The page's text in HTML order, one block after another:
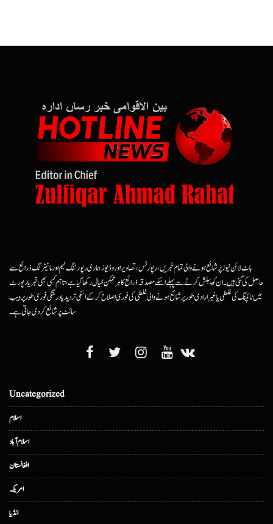
ہاٹ لائن نیوز پر شائع ہونے والی تمام خبریں، رپورٹس، تصاویر اور وڈیوز ہماری رپورٹنگ ٹیم اور مانیٹرنگ ذرائع سے
حاصل کی گئی ہیں۔ ان کو پبلش کرنے سے پہلے اسکے مصدقہ ذرائع کا ہرممکن خیال رکھا گیا ہے، تاہم کسی بھی خبر یا رپورٹ
میں ٹائپنگ کی غلطی یا غیرارادی طور پر شائع ہونے والی غلطی کی فوری اصلاح کرکے اسکی تردید یا درستگی فوری طور پر ویب
سائٹ پر شائع کردی جاتی ہے۔
Uncategorized
اسلام
اسلام آباد
افغانستان
امریکہ
انڈیا